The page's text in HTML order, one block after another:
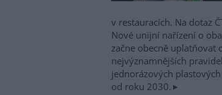
v restauracích. Na dotaz
Nové unijní nařízení o
začne obecně uplatňovat
nejvýznamnějších
jednorázových
od roku 2030.